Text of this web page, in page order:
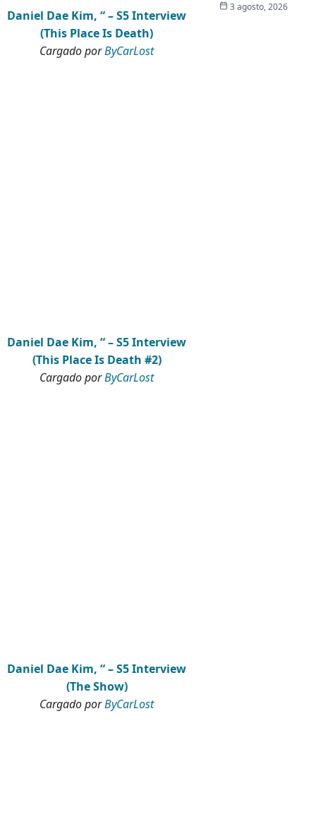
Daniel Dae Kim, “ – S5 Interview
(This Place Is Death)
Cargado porByCarLost
Daniel Dae Kim, “ – S5 Interview
(This Place Is Death #2)
Cargado porByCarLost
Daniel Dae Kim, “ – S5 Interview
(The Show)
Cargado porByCarLost
3 agosto, 2026